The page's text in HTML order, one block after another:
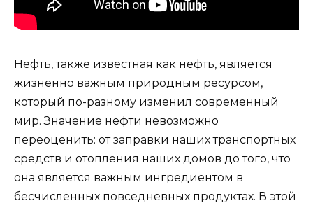
Нефть, также известная как нефть, является
жизненно важным природным ресурсом,
который по-разному изменил современный
мир. Значение нефти невозможно
переоценить: от заправки наших транспортных
средств и отопления наших домов до того, что
она является важным ингредиентом в
бесчисленных повседневных продуктах. В этой